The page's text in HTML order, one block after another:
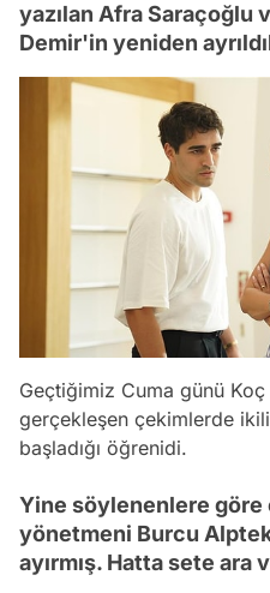
yazılan Afra Saraçoğlu
Demir'in yeniden
Geçtiğimiz Cuma günü
gerçekleşen çekimlerde
başladığı öğrenidi.
Yine söylenenlere göre
yönetmeni Burcu
ayırmış. Hatta sete ara